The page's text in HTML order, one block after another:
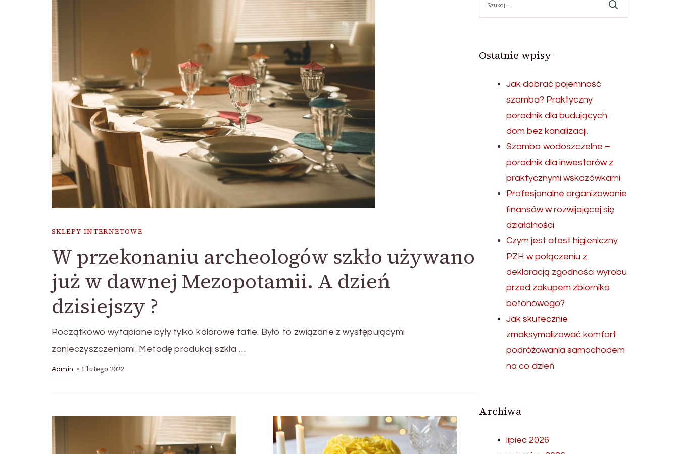
SKLEPY INTERNETOWE
W przekonaniu archeologów szkło używano
już w dawnej Mezopotamii. A dzień
dzisiejszy ?
Początkowo wytapiane były tylko kolorowe tafle. Było to związane z występującymi
zanieczyszczeniami. Metodę produkcji szkła …
Admin 1 lutego 2022
Ostatnie wpisy
Jak dobrać pojemność
szamba? Praktyczny
poradnik dla budujących
dom bez kanalizacji.
Szambo wodoszczelne –
poradnik dla inwestorów z
praktycznymi wskazówkami
Profesjonalne organizowanie
finansów w rozwijającej się
działalności
Czym jest atest higieniczny
PZH w połączeniu z
deklaracją zgodności wyrobu
przed zakupem zbiornika
betonowego?
Jak skutecznie
zmaksymalizować komfort
podróżowania samochodem
na co dzień
Archiwa
lipiec 2026